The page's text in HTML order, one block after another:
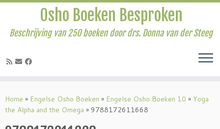
naar
inhoud
Osho Boeken Besproken
Beschrijving van 250 boeken door drs. Donna van der Steeg
Home » Engelse Osho Boeken » Engelse Osho Boeken 10 » Yoga
the Alpha and the Omega » 9788172611668